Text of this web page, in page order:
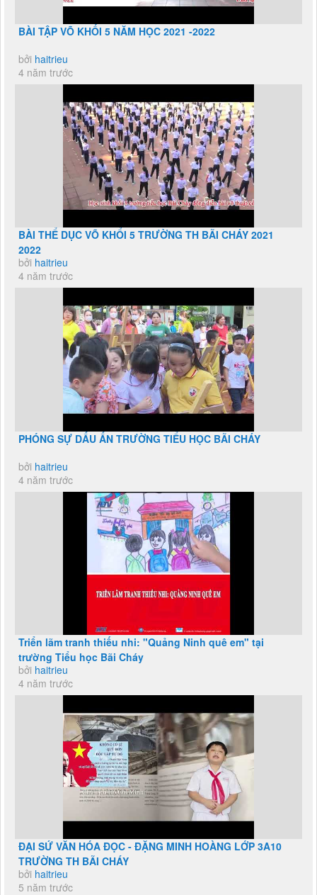
BÀI TẬP VÕ KHỐI 5 NĂM HỌC 2021 -2022
bởi haitrieu
4 năm trước
BÀI THỂ DỤC VÕ KHỔI 5 TRƯỜNG TH BÃI CHÁY 2021
2022
bởi haitrieu
4 năm trước
PHÓNG SỰ DẤU ẤN TRƯỜNG TIỂU HỌC BÃI CHÁY
bởi haitrieu
4 năm trước
Triển lãm tranh thiếu nhi: "Quảng Ninh quê em" tại
trường Tiểu học Bãi Cháy
bởi haitrieu
4 năm trước
ĐẠI SỨ VĂN HÓA ĐỌC - ĐẶNG MINH HOÀNG LỚP 3A10
TRƯỜNG TH BÃI CHÁY
bởi haitrieu
5 năm trước